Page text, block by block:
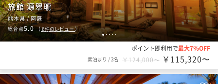
1234 5
旅館 源翠瓏
熊本県 / 阿蘇
総合点5.0（6件のレビュー）
ポイント即利用で最大7％OFF
素泊まり /2名 ￥124,000〜 ￥115,320〜